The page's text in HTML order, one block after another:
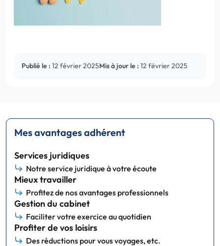
Publié le : 12 février 2025Mis à jour le : 12 février 2025
Mes avantages adhérent
Services juridiques
Notre service juridique à votre écoute
Mieux travailler
Profitez de nos avantages professionnels
Gestion du cabinet
Faciliter votre exercice au quotidien
Profiter de vos loisirs
Des réductions pour vous voyages, etc.